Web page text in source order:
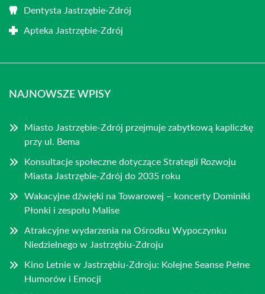
Dentysta Jastrzębie-Zdrój
Apteka Jastrzębie-Zdrój
NAJNOWSZE WPISY
Miasto Jastrzębie-Zdrój przejmuje zabytkową kapliczkę
przy ul. Bema
Konsultacje społeczne dotyczące Strategii Rozwoju
Miasta Jastrzębie-Zdrój do 2035 roku
Wakacyjne dźwięki na Towarowej – koncerty Dominiki
Płonki i zespołu Malise
Atrakcyjne wydarzenia na Ośrodku Wypoczynku
Niedzielnego w Jastrzębiu-Zdroju
Kino Letnie w Jastrzębiu-Zdroju: Kolejne Seanse Pełne
Humorów i Emocji